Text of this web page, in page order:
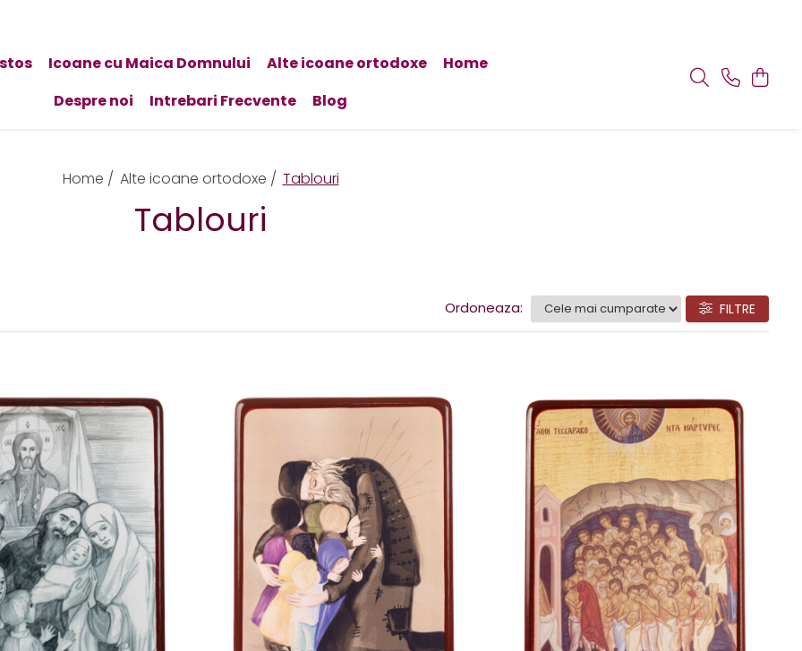
Icoane cu Maica Domnului Alte icoane ortodoxe
Home
Despre noi
Intrebari Frecvente Blog
Home / Alte icoane ortodoxe / Tablouri
Tablouri
FILTRE
Ordoneaza: